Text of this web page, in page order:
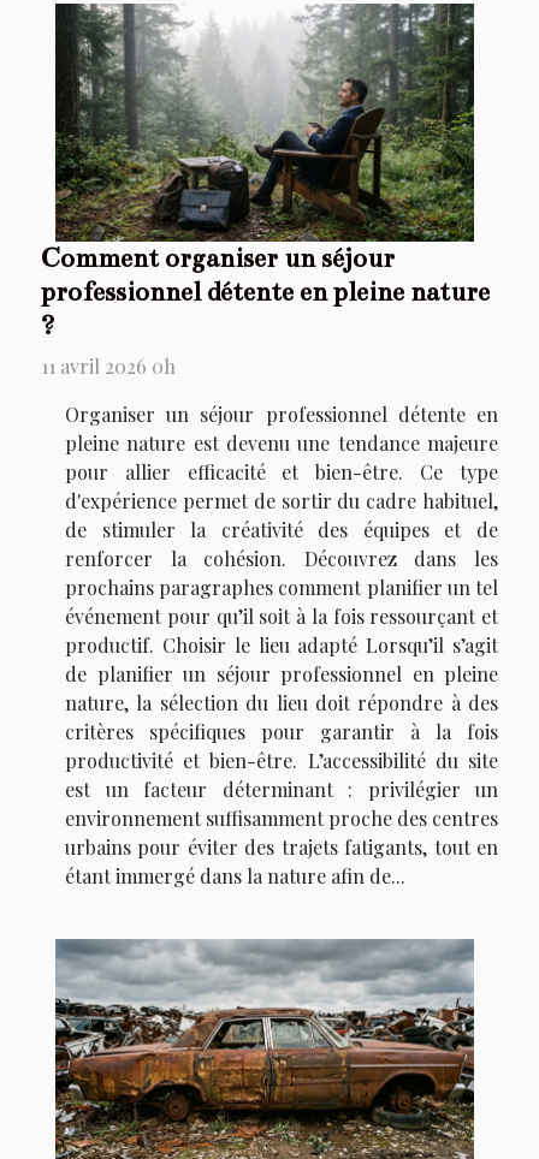
Comment organiser un séjour
professionnel détente en pleine nature
?
11 avril 2026 0h
Organiser un séjour professionnel détente en
pleine nature est devenu une tendance majeure
pour allier efficacité et bien-être. Ce type
d'expérience permet de sortir du cadre habituel,
de stimuler la créativité des équipes et de
renforcer la cohésion. Découvrez dans les
prochains paragraphes comment planifier un tel
événement pour qu’il soit à la fois ressourçant et
productif. Choisir le lieu adapté Lorsqu’il s’agit
de planifier un séjour professionnel en pleine
nature, la sélection du lieu doit répondre à des
critères spécifiques pour garantir à la fois
productivité et bien-être. L’accessibilité du site
est un facteur déterminant : privilégier un
environnement suffisamment proche des centres
urbains pour éviter des trajets fatigants, tout en
étant immergé dans la nature afin de...